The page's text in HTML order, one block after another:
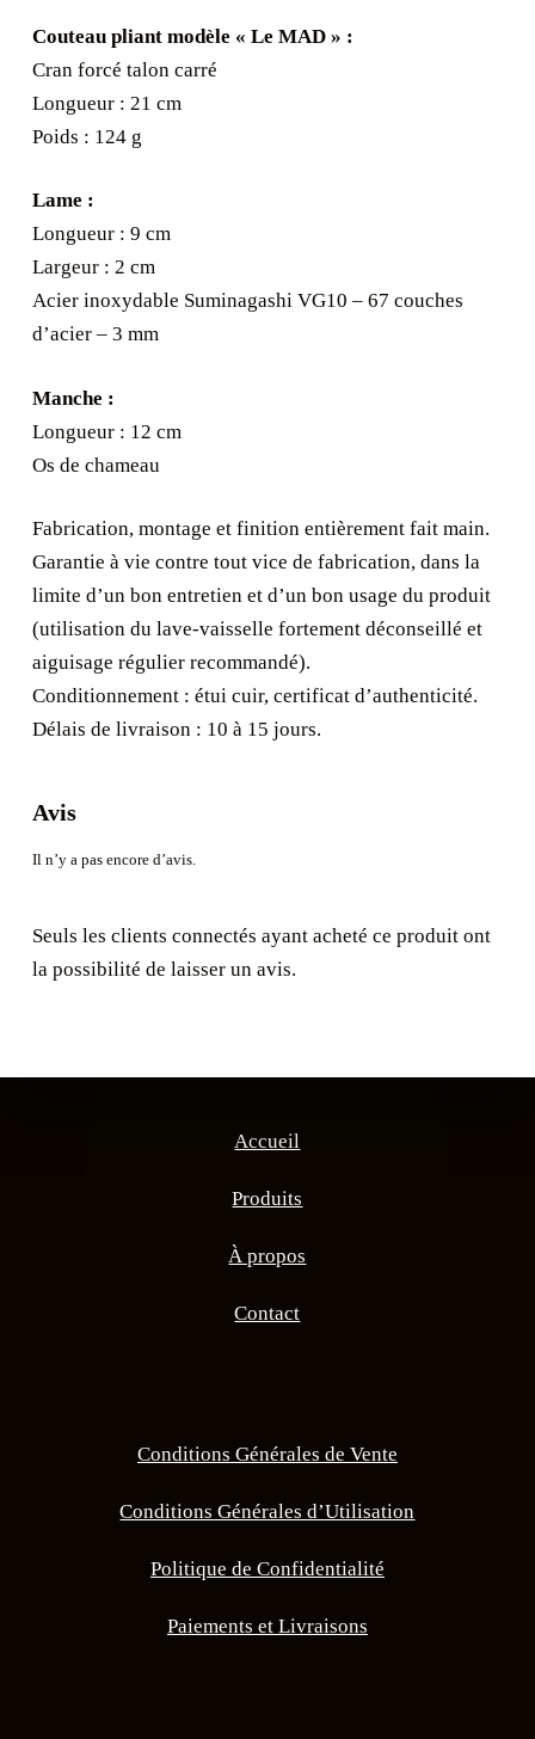
Couteau pliant modèle « Le MAD » :
Cran forcé talon carré
Longueur : 21 cm
Poids : 124 g
Lame :
Longueur : 9 cm
Largeur : 2 cm
Acier inoxydable Suminagashi VG10 – 67 couches
d’acier – 3 mm
Manche :
Longueur : 12 cm
Os de chameau
Fabrication, montage et finition entièrement fait main.
Garantie à vie contre tout vice de fabrication, dans la
limite d’un bon entretien et d’un bon usage du produit
(utilisation du lave-vaisselle fortement déconseillé et
aiguisage régulier recommandé).
Conditionnement : étui cuir, certificat d’authenticité.
Délais de livraison : 10 à 15 jours.
Avis
Il n’y a pas encore d’avis.
Seuls les clients connectés ayant acheté ce produit ont
la possibilité de laisser un avis.
Accueil
Produits
À propos
Contact
Conditions Générales de Vente
Conditions Générales d’Utilisation
Politique de Confidentialité
Paiements et Livraisons